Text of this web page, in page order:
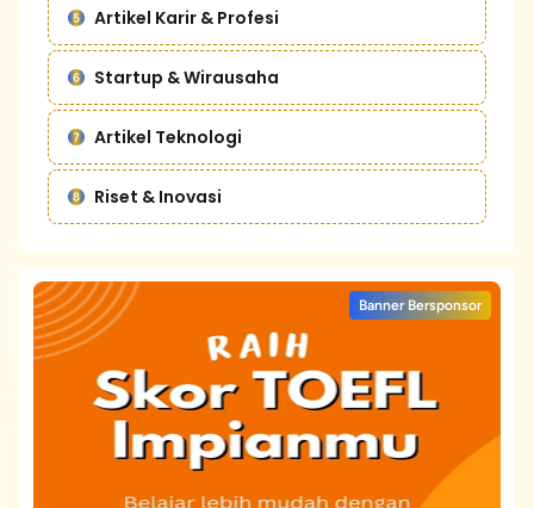
Artikel Karir & Profesi
Startup & Wirausaha
Artikel Teknologi
Riset & Inovasi
Banner Bersponsor